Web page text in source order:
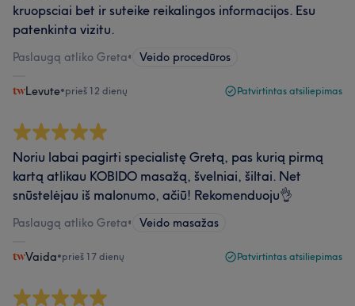
kruopsciai bet ir suteike reikalingos informacijos. Esu
patenkinta vizitu.
Paslaugą atliko Greta• Veido procedūros
Levute•prieš 12 dienų Patvirtintas atsiliepimas
Noriu labai pagirti specialistę Gretą, pas kurią pirmą
kartą atlikau KOBIDO masažą, švelniai, šiltai. Net
snūstelėjau iš malonumo, ačiū! Rekomenduoju👌
Paslaugą atliko Greta• Veido masažas
Vaida•prieš 17 dienų Patvirtintas atsiliepimas